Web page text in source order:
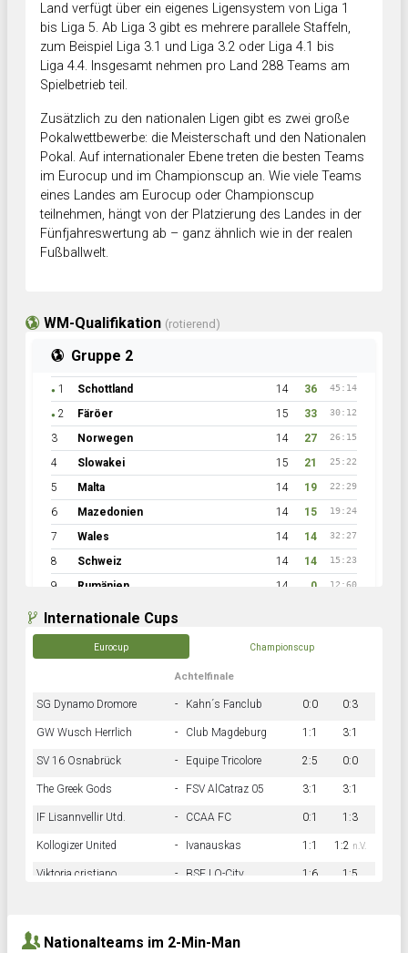
Land verfügt über ein eigenes Ligensystem von Liga 1
bis Liga 5. Ab Liga 3 gibt es mehrere parallele Staffeln,
zum Beispiel Liga 3.1 und Liga 3.2 oder Liga 4.1 bis
Liga 4.4. Insgesamt nehmen pro Land 288 Teams am
Spielbetrieb teil.
Zusätzlich zu den nationalen Ligen gibt es zwei große
Pokalwettbewerbe: die Meisterschaft und den Nationalen
Pokal. Auf internationaler Ebene treten die besten Teams
im Eurocup und im Championscup an. Wie viele Teams
eines Landes am Eurocup oder Championscup
teilnehmen, hängt von der Platzierung des Landes in der
Fünfjahreswertung ab – ganz ähnlich wie in der realen
Fußballwelt.
WM-Qualifikation (rotierend)
Gruppe 2
● 1 Schottland 14 36 45:14
● 2 Färöer 15 33 30:12
3 Norwegen 14 27 26:15
4 Slowakei 15 21 25:22
5 Malta 14 19 22:29
6 Mazedonien 14 15 19:24
7 Wales 14 14 32:27
8 Schweiz 14 14 15:23
9 Rumänien 14 0 12:60
Internationale Cups
Eurocup Championscup
Achtelfinale
SG Dynamo Dromore - Kahn´s Fanclub 0:0 0:3
GW Wusch Herrlich - Club Magdeburg 1:1 3:1
SV 16 Osnabrück - Equipe Tricolore 2:5 0:0
The Greek Gods - FSV AlCatraz 05 3:1 3:1
IF Lisannvellir Utd. - CCAA FC 0:1 1:3
Kollogizer United - Ivanauskas 1:1 1:2 n.V.
Viktoria cristiano - BSF LO-City 1:6 1:5
Nationalteams im 2-Min-Man